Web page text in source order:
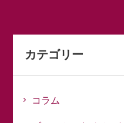
カテゴリー
コラム